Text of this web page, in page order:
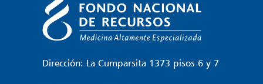
Dirección: La Cumparsita 1373 pisos 6 y 7